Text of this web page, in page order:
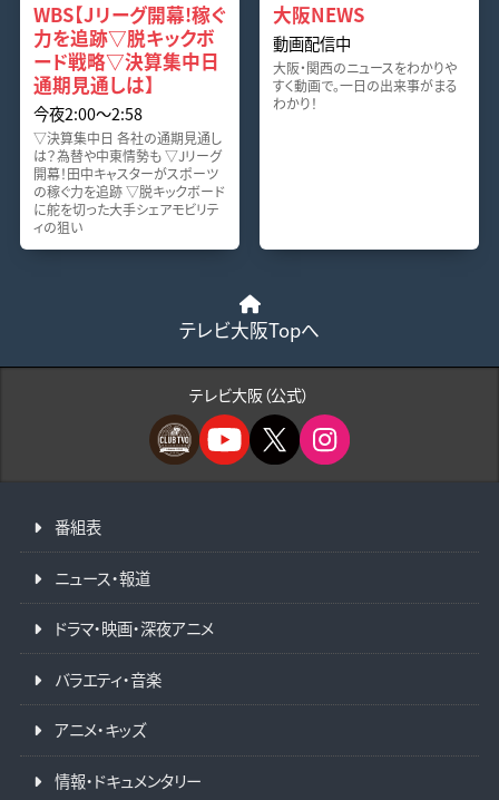
WBS【Jリーグ開幕!稼ぐ
力を追跡▽脱キックボ
ード戦略▽決算集中日
通期見通しは】
今夜2:00〜2:58
▽決算集中日 各社の通期見通し
は？為替や中東情勢も ▽Jリーグ
開幕！田中キャスターがスポーツ
の稼ぐ力を追跡 ▽脱キックボード
に舵を切った大手シェアモビリテ
ィの狙い
大阪NEWS
動画配信中
大阪・関西のニュースをわかりや
すく動画で。一日の出来事がまる
わかり！
テレビ大阪Topへ
テレビ大阪（公式）
番組表
ニュース・報道
ドラマ・映画・深夜アニメ
バラエティ・音楽
アニメ・キッズ
情報・ドキュメンタリー